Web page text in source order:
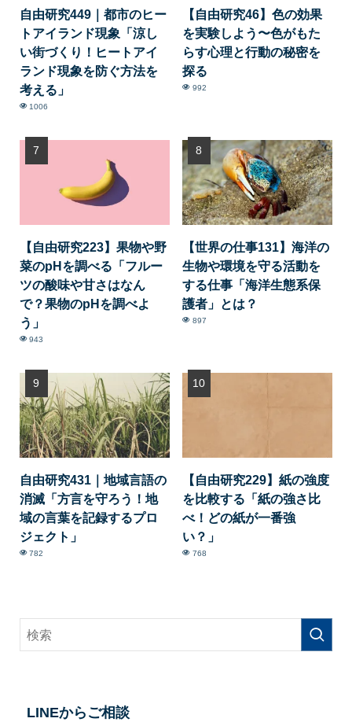
自由研究449｜都市のヒー
トアイランド現象「涼し
い街づくり！ヒートアイ
ランド現象を防ぐ方法を
考える」
1006
【自由研究46】色の効果
を実験しよう〜色がもた
らす心理と行動の秘密を
探る
992
【自由研究223】果物や野
菜のpHを調べる「フルー
ツの酸味や甘さはなん
で？果物のpHを調べよ
う」
943
【世界の仕事131】海洋の
生物や環境を守る活動を
する仕事「海洋生態系保
護者」とは？
897
自由研究431｜地域言語の
消滅「方言を守ろう！地
域の言葉を記録するプロ
ジェクト」
782
【自由研究229】紙の強度
を比較する「紙の強さ比
べ！どの紙が一番強
い？」
768
LINEからご相談